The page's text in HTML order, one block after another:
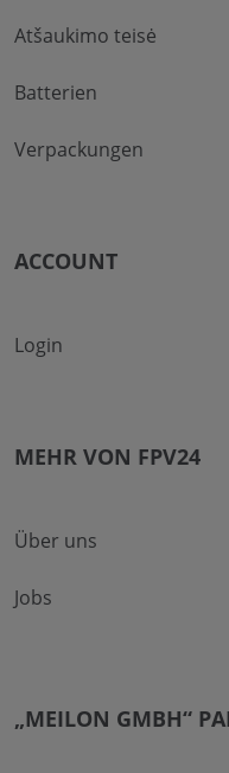
Atšaukimo teisė
Batterien
Verpackungen
ACCOUNT
Login
MEHR VON FPV24
Über uns
Jobs
„MEILON GMBH“